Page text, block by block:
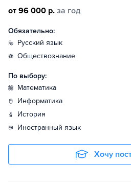
от 96 000 р. за год
Обязательно:
русский язык
обществознание
По выбору:
математика
информатика
история
иностранный язык
Хочу